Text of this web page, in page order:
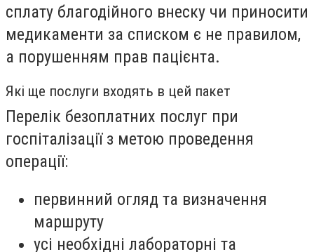
сплату благодійного внеску чи приносити
медикаменти за списком є не правилом,
а порушенням прав пацієнта.
Які ще послуги входять в цей пакет
Перелік безоплатних послуг при
госпіталізації з метою проведення
операції:
первинний огляд та визначення
маршруту
усі необхідні лабораторні та